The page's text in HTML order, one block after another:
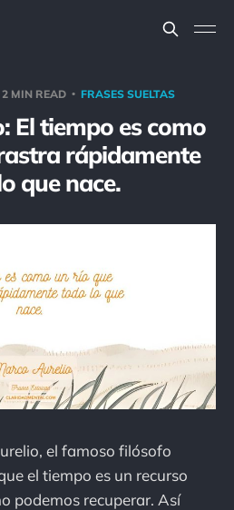
2 MIN READ FRASES SUELTAS
El tiempo es como
rápidamente
que nace.
el famoso filósofo
el tiempo es un recurso
podemos recuperar. Así